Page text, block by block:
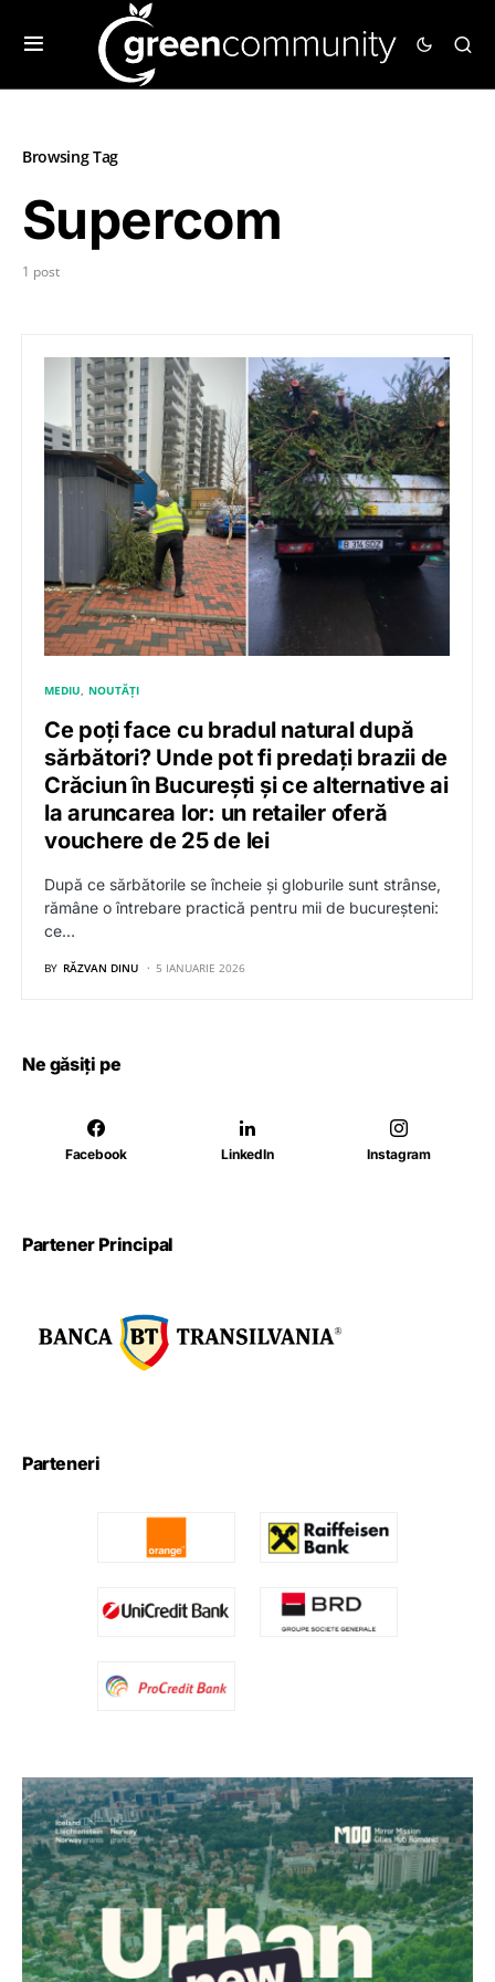
Browsing Tag
Supercom
1 post
MEDIU NOUTĂȚI
Ce poți face cu bradul natural după
sărbători? Unde pot fi predați brazii de
Crăciun în București și ce alternative ai
la aruncarea lor: un retailer oferă
vouchere de 25 de lei
După ce sărbătorile se încheie și globurile sunt strânse,
rămâne o întrebare practică pentru mii de bucureșteni:
ce…
BY RĂZVAN DINU 5 IANUARIE 2026
Ne găsiți pe
Facebook LinkedIn Instagram
Partener Principal
Parteneri